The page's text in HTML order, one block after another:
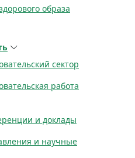
образа
сектор
работа
и доклады
и научные